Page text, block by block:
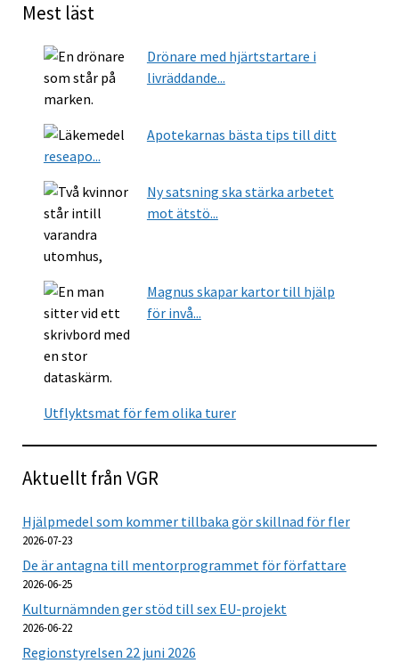
Mest läst
Drönare med hjärtstartare i
livräddande...
Apotekarnas bästa tips till ditt
reseapo...
Ny satsning ska stärka arbetet
mot ätstö...
Magnus skapar kartor till hjälp
för invå...
Utflyktsmat för fem olika turer
Aktuellt från VGR
Hjälpmedel som kommer tillbaka gör skillnad för fler
2026-07-23
De är antagna till mentorprogrammet för författare
2026-06-25
Kulturnämnden ger stöd till sex EU-projekt
2026-06-22
Regionstyrelsen 22 juni 2026